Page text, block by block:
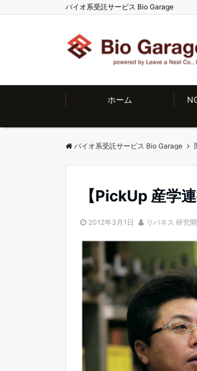
バイオ系受託サービス Bio Garage
ホーム
バイオ系受託サービス Bio Garage
【PickUp 産学
2012年3月1日 リバネス 研究